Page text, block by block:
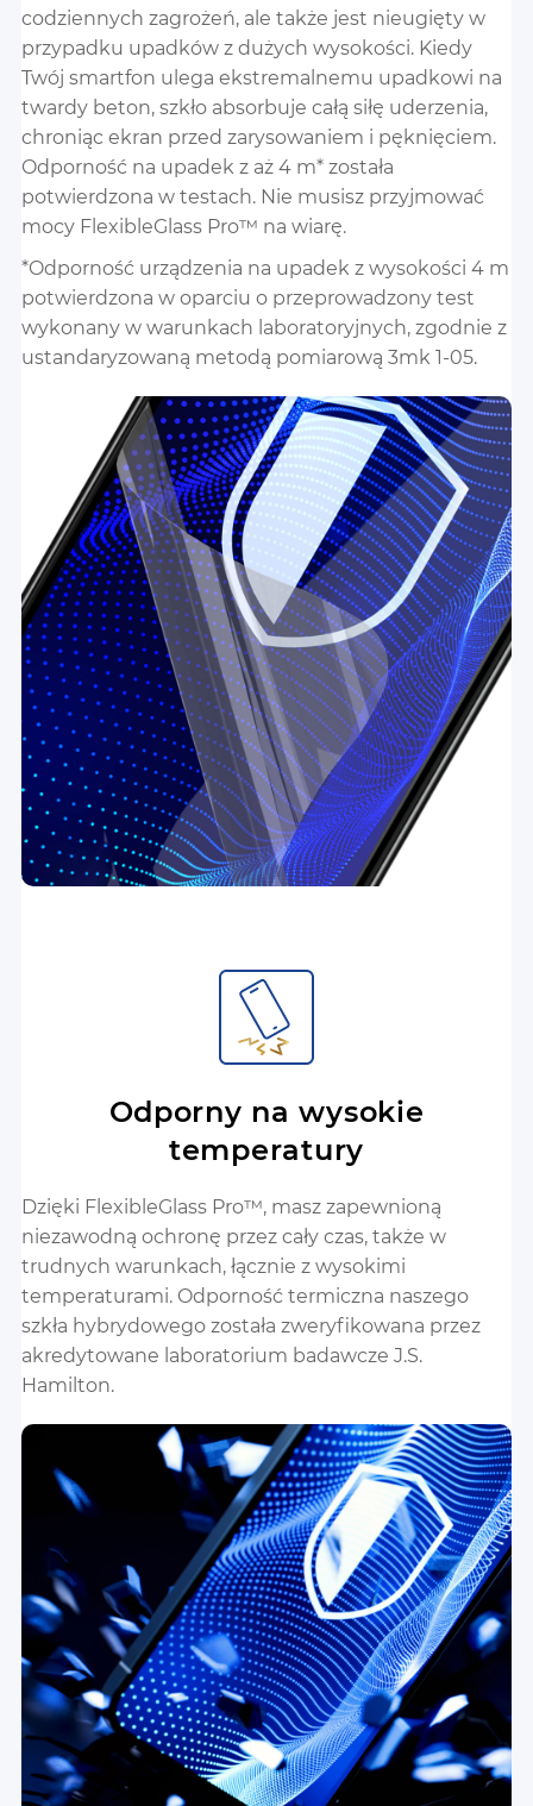
codziennych zagrożeń, ale także jest nieugięty w
przypadku upadków z dużych wysokości. Kiedy
Twój smartfon ulega ekstremalnemu upadkowi na
twardy beton, szkło absorbuje całą siłę uderzenia,
chroniąc ekran przed zarysowaniem i pęknięciem.
Odporność na upadek z aż 4 m* została
potwierdzona w testach. Nie musisz przyjmować
mocy FlexibleGlass Pro™ na wiarę.
*Odporność urządzenia na upadek z wysokości 4 m
potwierdzona w oparciu o przeprowadzony test
wykonany w warunkach laboratoryjnych, zgodnie z
ustandaryzowaną metodą pomiarową 3mk 1-05.
Odporny na wysokie
temperatury
Dzięki FlexibleGlass Pro™, masz zapewnioną
niezawodną ochronę przez cały czas, także w
trudnych warunkach, łącznie z wysokimi
temperaturami. Odporność termiczna naszego
szkła hybrydowego została zweryfikowana przez
akredytowane laboratorium badawcze J.S.
Hamilton.